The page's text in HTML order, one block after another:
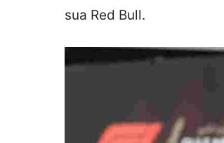
sua Red Bull.